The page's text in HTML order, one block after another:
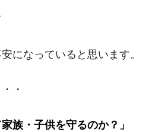
になっていると思います。
・
家族・子供を守るのか？」